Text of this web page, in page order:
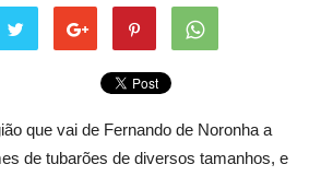
que vai de Fernando de Noronha a
de tubarões de diversos tamanhos, e